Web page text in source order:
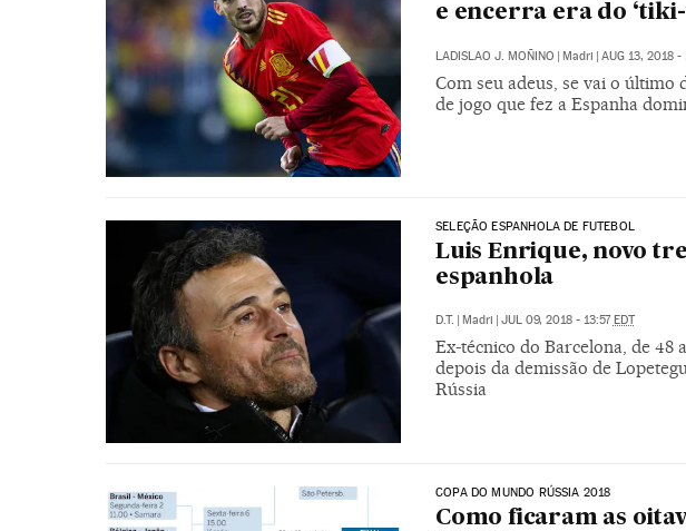
e encerra era do ‘tiki-
LADISLAO J. MOÑINO | Madri | AUG 13, 2018 -
Com seu adeus, se vai o
de jogo que fez a Espanha
SELEÇÃO ESPANHOLA DE FUTEBOL
Luis Enrique, novo
espanhola
D.T. Madri JUL 09, 2018 - 13:57 EDT
Ex-técnico do Barcelona, de 48
depois da demissão de
Rússia
COPA DO MUNDO RÚSSIA 2018
Como ficaram as